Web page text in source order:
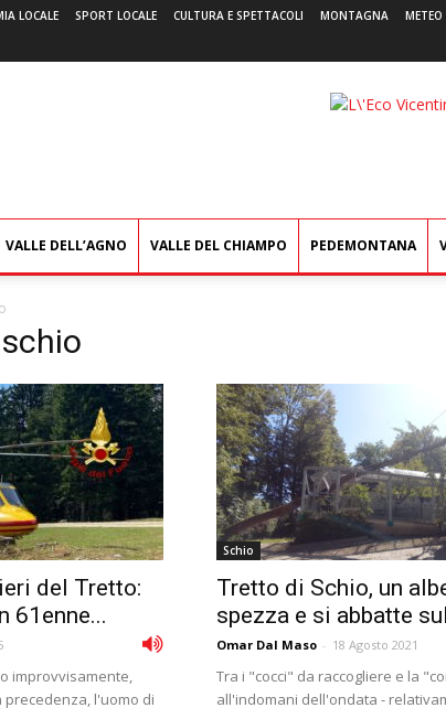
LOCALE SPORT LOCALE CULTURA E SPETTACOLI MONTAGNA METEO
L'Eco
VALLE DELL’AGNO VALLE DEL CHIAMPO PEDEMONTANA
del Tretto:
61enne...
improvvisamente,
l'uomo di
Schio
Tretto di Schio, un
spezza e si abbatte
Omar Dal Maso - 18 Agosto 2021
Tra i "cocci" da raccogliere e la
all'indomani dell'ondata -